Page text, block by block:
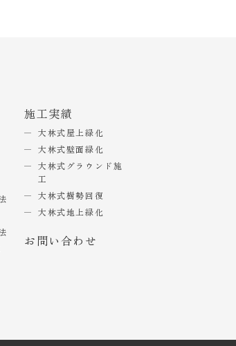
施工実績
大林式屋上緑化
大林式壁面緑化
大林式グラウンド施
工
大林式樹勢回復
大林式地上緑化
お問い合わせ